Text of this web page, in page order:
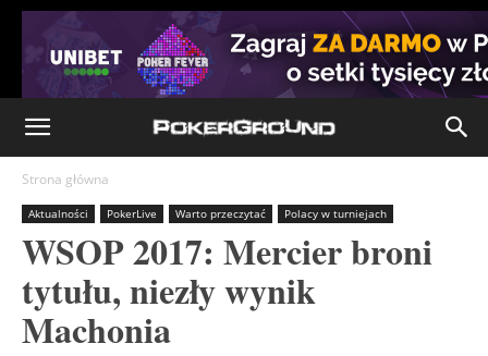
Strona główna
Aktualności PokerLive Warto przeczytać Polacy w turniejach
WSOP 2017: Mercier broni
tytułu, niezły wynik
Machonia